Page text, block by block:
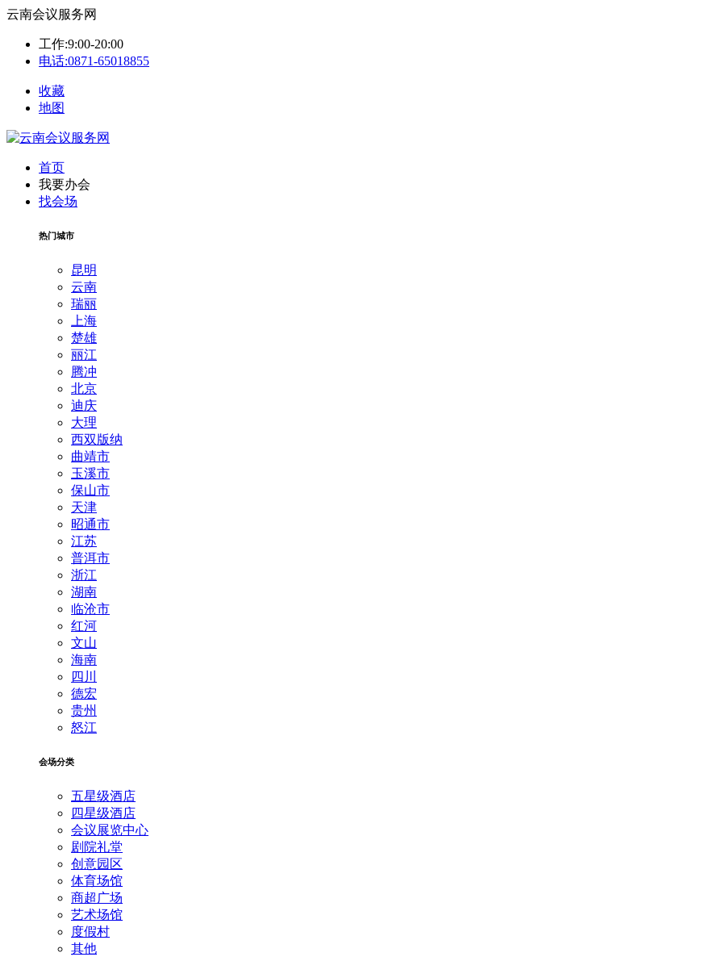
云南会议服务网
工作:9:00-20:00
电话:0871-65018855
收藏
地图
首页
我要办会
找会场
热门城市
昆明
云南
瑞丽
上海
楚雄
丽江
腾冲
北京
迪庆
大理
西双版纳
曲靖市
玉溪市
保山市
天津
昭通市
江苏
普洱市
浙江
湖南
临沧市
红河
文山
海南
四川
德宏
贵州
怒江
会场分类
五星级酒店
四星级酒店
会议展览中心
剧院礼堂
创意园区
体育场馆
商超广场
艺术场馆
度假村
其他